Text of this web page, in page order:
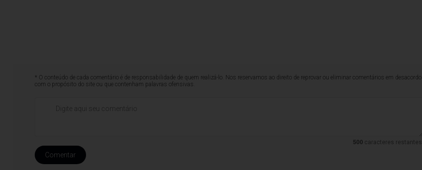
* O conteúdo de cada comentário é de responsabilidade de quem realizá-lo. Nos reservamos ao direito de reprovar ou eliminar comentários em desacordo
com o propósito do site ou que contenham palavras ofensivas.
500caracteres restantes.
Comentar